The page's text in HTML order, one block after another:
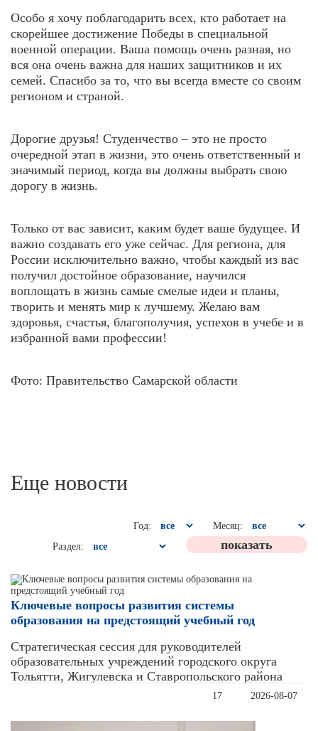
Особо я хочу поблагодарить всех, кто работает на
скорейшее достижение Победы в специальной
военной операции. Ваша помощь очень разная, но
вся она очень важна для наших защитников и их
семей. Спасибо за то, что вы всегда вместе со своим
регионом и страной.
Дорогие друзья! Студенчество – это не просто
очередной этап в жизни, это очень ответственный и
значимый период, когда вы должны выбрать свою
дорогу в жизнь.
Только от вас зависит, каким будет ваше будущее. И
важно создавать его уже сейчас. Для региона, для
России исключительно важно, чтобы каждый из вас
получил достойное образование, научился
воплощать в жизнь самые смелые идеи и планы,
творить и менять мир к лучшему. Желаю вам
здоровья, счастья, благополучия, успехов в учебе и в
избранной вами профессии!
Фото: Правительство Самарской области
Еще новости
Год:
Месяц:
Раздел:
Ключевые вопросы развития системы
образования на предстоящий учебный год
Стратегическая сессия для руководителей
образовательных учреждений городского округа
Тольятти, Жигулевска и Ставропольского района
2026-08-07
17